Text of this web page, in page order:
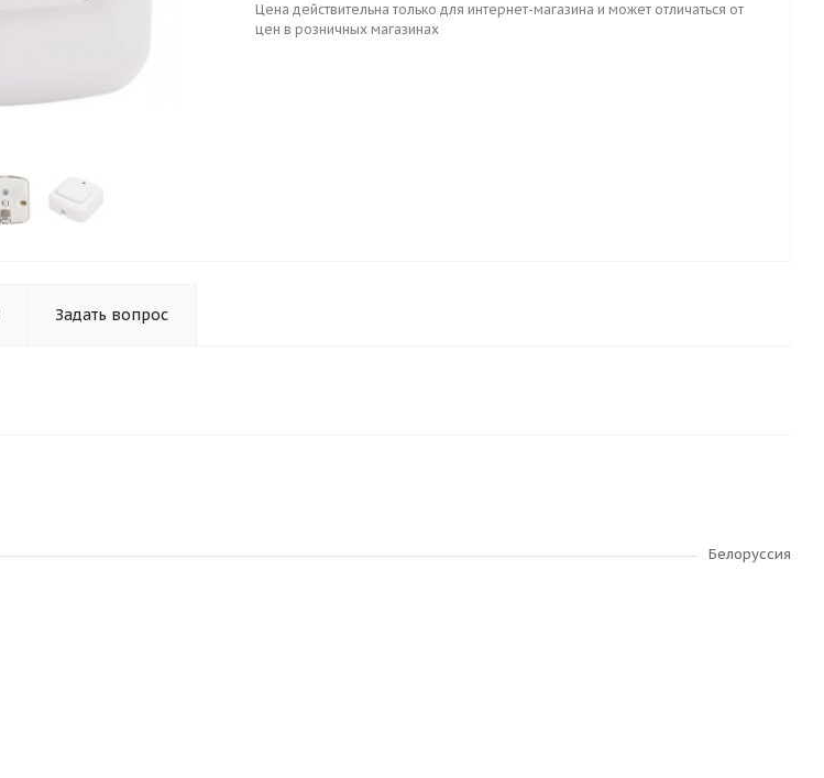
Цена действительна только для интернет-магазина и может отличаться от
цен в розничных магазинах
Задать вопрос
Белоруссия